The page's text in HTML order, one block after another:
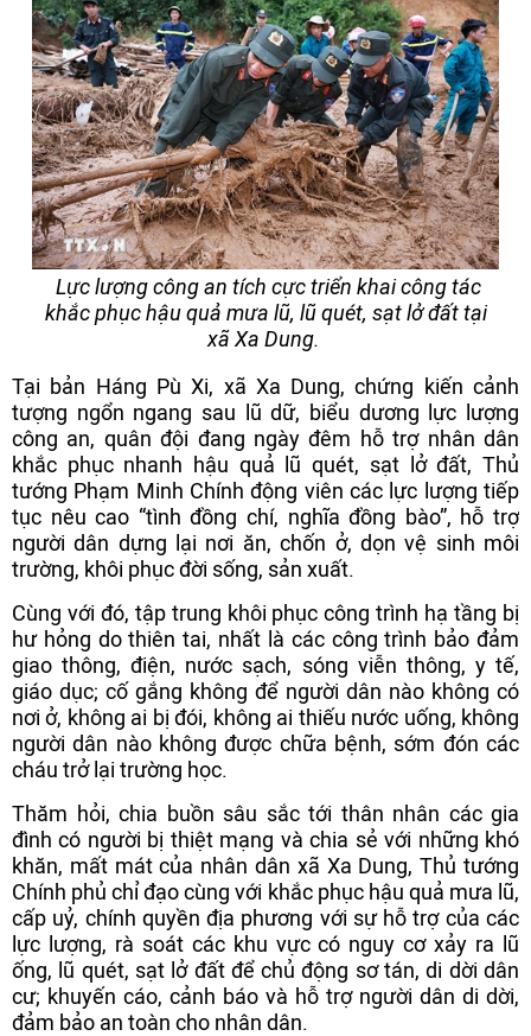
Lực lượng công an tích cực triển khai công tác
khắc phục hậu quả mưa lũ, lũ quét, sạt lở đất tại
xã Xa Dung.
Tại bản Háng Pù Xi, xã Xa Dung, chứng kiến cảnh
tượng ngổn ngang sau lũ dữ, biểu dương lực lượng
công an, quân đội đang ngày đêm hỗ trợ nhân dân
khắc phục nhanh hậu quả lũ quét, sạt lở đất, Thủ
tướng Phạm Minh Chính động viên các lực lượng tiếp
tục nêu cao “tình đồng chí, nghĩa đồng bào”, hỗ trợ
người dân dựng lại nơi ăn, chốn ở, dọn vệ sinh môi
trường, khôi phục đời sống, sản xuất.
Cùng với đó, tập trung khôi phục công trình hạ tầng bị
hư hỏng do thiên tai, nhất là các công trình bảo đảm
giao thông, điện, nước sạch, sóng viễn thông, y tế,
giáo dục; cố gắng không để người dân nào không có
nơi ở, không ai bị đói, không ai thiếu nước uống, không
người dân nào không được chữa bệnh, sớm đón các
cháu trở lại trường học.
Thăm hỏi, chia buồn sâu sắc tới thân nhân các gia
đình có người bị thiệt mạng và chia sẻ với những khó
khăn, mất mát của nhân dân xã Xa Dung, Thủ tướng
Chính phủ chỉ đạo cùng với khắc phục hậu quả mưa lũ,
cấp uỷ, chính quyền địa phương với sự hỗ trợ của các
lực lượng, rà soát các khu vực có nguy cơ xảy ra lũ
ống, lũ quét, sạt lở đất để chủ động sơ tán, di dời dân
cư; khuyến cáo, cảnh báo và hỗ trợ người dân di dời,
đảm bảo an toàn cho nhân dân.